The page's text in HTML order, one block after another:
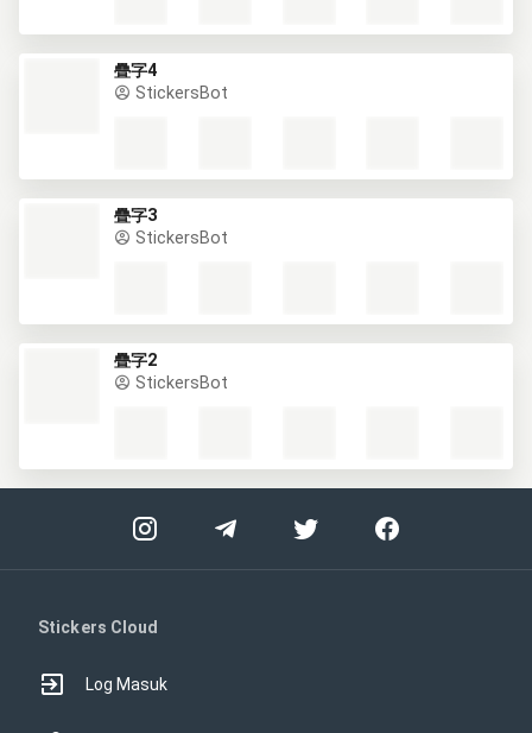
疊字4
StickersBot
疊字3
StickersBot
疊字2
StickersBot
Stickers Cloud
Log Masuk